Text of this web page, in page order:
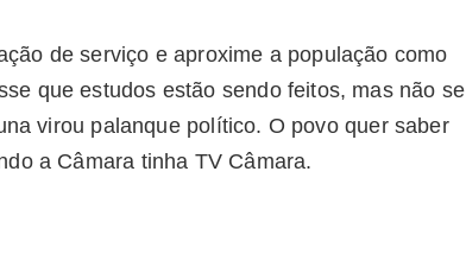
de serviço e aproxime a população como
que estudos estão sendo feitos, mas não se
virou palanque político. O povo quer saber
a Câmara tinha TV Câmara.